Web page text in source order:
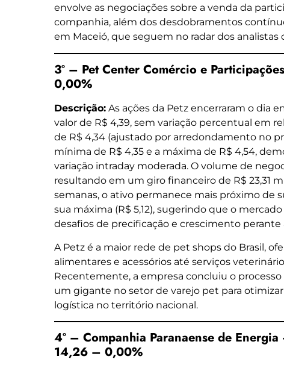
envolve as negociações sobre a venda da
companhia, além dos desdobramentos
em Maceió, que seguem no radar dos analistas
3º – Pet Center Comércio e
0,00%
Descrição: As ações da Petz encerraram o dia
valor de R$ 4,39, sem variação percentual em
de R$ 4,34 (ajustado por arredondamento no
mínima de R$ 4,35 e a máxima de R$ 4,54,
variação intraday moderada. O volume de
resultando em um giro financeiro de R$ 23,31
semanas, o ativo permanece mais próximo de
sua máxima (R$ 5,12), sugerindo que o
desafios de precificação e crescimento perante
A Petz é a maior rede de pet shops do Brasil,
alimentares e acessórios até serviços
Recentemente, a empresa concluiu o processo
um gigante no setor de varejo pet para
logística no território nacional.
4º – Companhia Paranaense de
14,26 – 0,00%